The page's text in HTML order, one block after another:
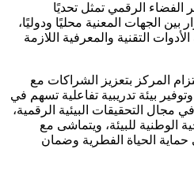
الفضاء الرقمي تمثل تحديًا
الجهات المعنية محليًا ودوليًا،
التقنية والمعرفية اللازمة
المركز بتعزيز الشراكات مع
بيئة تدريبية تفاعلية تسهم في
مجال التحقيقات البيئية الرقمية،
الوطنية للبيئة، ويتماشى مع
رؤية المملكة 2030 في حماية الحياة الفطرية وضمان